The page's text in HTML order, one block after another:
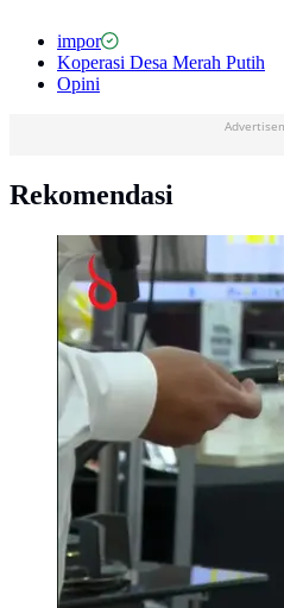
impor
Koperasi Desa Merah Putih
Opini
Rekomendasi